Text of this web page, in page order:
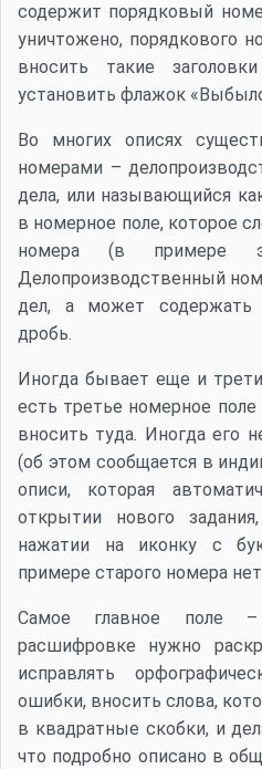
содержит порядковый
уничтожено, порядкового
вносить такие
установить флажок
Во многих описях
номерами –
дела, или называющийся
в номерное поле, которое
номера (в примере
Делопроизводственный
дел, а может содержать
дробь.
Иногда бывает еще и
есть третье номерное
вносить туда. Иногда его
(об этом сообщается в
описи, которая
открытии нового
нажатии на иконку с
примере старого номера
Самое главное поле
расшифровке нужно
исправлять
ошибки, вносить слова,
в квадратные скобки, и
что подробно описано в